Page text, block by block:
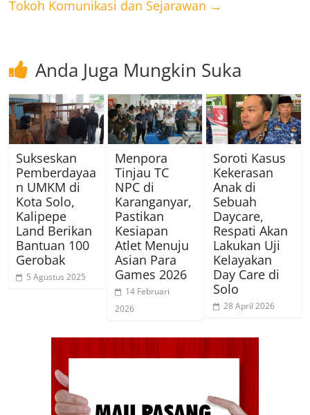
Tokoh Komunikasi dan Sejarawan →
Anda Juga Mungkin Suka
Sukseskan
Pemberdayaa
n UMKM di
Kota Solo,
Kalipepe
Land Berikan
Bantuan 100
Gerobak
5 Agustus 2025
Menpora
Tinjau TC
NPC di
Karanganyar,
Pastikan
Kesiapan
Atlet Menuju
Asian Para
Games 2026
14 Februari
2026
Soroti Kasus
Kekerasan
Anak di
Sebuah
Daycare,
Respati Akan
Lakukan Uji
Kelayakan
Day Care di
Solo
28 April 2026